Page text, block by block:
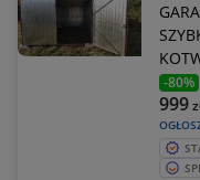
-80%
999